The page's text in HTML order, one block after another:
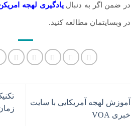
در ضمن اگر به دنبال یادگیری لهجه
در وبسایتمان مطالعه کنید.
آموزش لهجه آمریکایی با سایت
خبری VOA